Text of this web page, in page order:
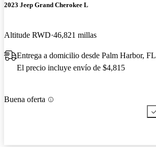
2023 Jeep Grand Cherokee L
Altitude RWD 46,821 millas
Entrega a domicilio desde Palm Harbor, FL
El precio incluye envío de $4,815
Buena oferta